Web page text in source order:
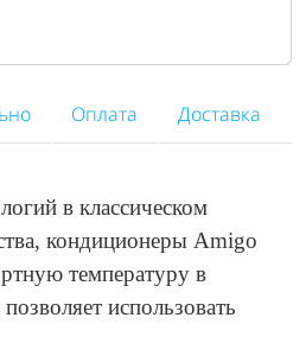
Оплата Доставка
в классическом
кондиционеры Amigo
температуру в
использовать